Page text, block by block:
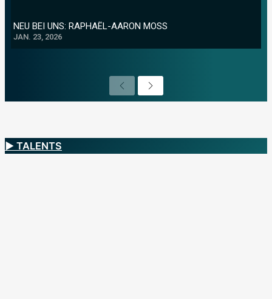
NEU BEI UNS: RAPHAËL-AARON MOSS
JAN. 23, 2026
P
r
o
s
N
e
▶ TALENTS